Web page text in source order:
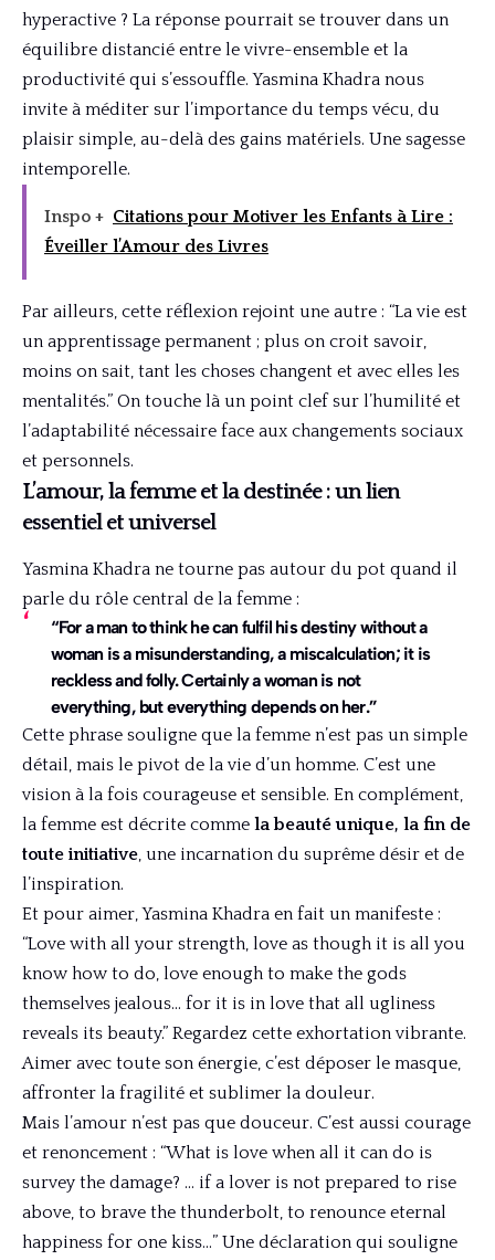
hyperactive ? La réponse pourrait se trouver dans un
équilibre distancié entre le vivre-ensemble et la
productivité qui s’essouffle. Yasmina Khadra nous
invite à méditer sur l’importance du temps vécu, du
plaisir simple, au-delà des gains matériels. Une sagesse
intemporelle.
Inspo + Citations pour Motiver les Enfants à Lire :
Éveiller l’Amour des Livres
Par ailleurs, cette réflexion rejoint une autre : “La vie est
un apprentissage permanent ; plus on croit savoir,
moins on sait, tant les choses changent et avec elles les
mentalités.” On touche là un point clef sur l’humilité et
l’adaptabilité nécessaire face aux changements sociaux
et personnels.
L’amour, la femme et la destinée : un lien
essentiel et universel
Yasmina Khadra ne tourne pas autour du pot quand il
parle du rôle central de la femme :
“For a man to think he can fulfil his destiny without a
woman is a misunderstanding, a miscalculation; it is
reckless and folly. Certainly a woman is not
everything, but everything depends on her.”
Cette phrase souligne que la femme n’est pas un simple
détail, mais le pivot de la vie d’un homme. C’est une
vision à la fois courageuse et sensible. En complément,
la femme est décrite comme la beauté unique, la fin de
toute initiative, une incarnation du suprême désir et de
l’inspiration.
Et pour aimer, Yasmina Khadra en fait un manifeste :
“Love with all your strength, love as though it is all you
know how to do, love enough to make the gods
themselves jealous… for it is in love that all ugliness
reveals its beauty.” Regardez cette exhortation vibrante.
Aimer avec toute son énergie, c’est déposer le masque,
affronter la fragilité et sublimer la douleur.
Mais l’amour n’est pas que douceur. C’est aussi courage
et renoncement : “What is love when all it can do is
survey the damage? … if a lover is not prepared to rise
above, to brave the thunderbolt, to renounce eternal
happiness for one kiss…” Une déclaration qui souligne